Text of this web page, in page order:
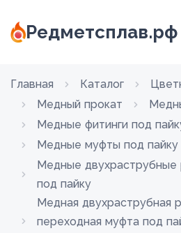
Редметсплав.рф
Главная Каталог
Медный прокат
Медные фитинги под
Медные муфты под пайку
Медные
под пайку
Медная двухраструбная
переходная муфта под